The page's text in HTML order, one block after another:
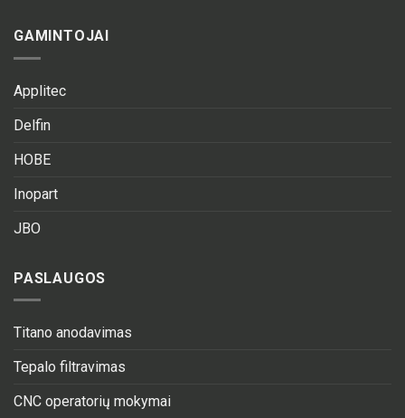
GAMINTOJAI
Applitec
Delfin
HOBE
Inopart
JBO
PASLAUGOS
Titano anodavimas
Tepalo filtravimas
CNC operatorių mokymai